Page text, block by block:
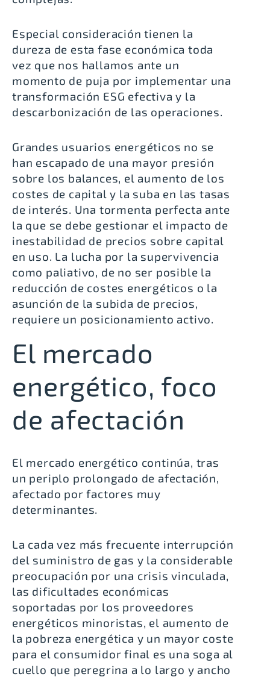
Especial consideración tienen la
dureza de esta fase económica toda
vez que nos hallamos ante un
momento de puja por implementar una
transformación ESG efectiva y la
descarbonización de las operaciones.
Grandes usuarios energéticos no se
han escapado de una mayor presión
sobre los balances, el aumento de los
costes de capital y la suba en las tasas
de interés. Una tormenta perfecta ante
la que se debe gestionar el impacto de
inestabilidad de precios sobre capital
en uso. La lucha por la supervivencia
como paliativo, de no ser posible la
reducción de costes energéticos o la
asunción de la subida de precios,
requiere un posicionamiento activo.
El mercado
energético, foco
de afectación
El mercado energético continúa, tras
un periplo prolongado de afectación,
afectado por factores muy
determinantes.
La cada vez más frecuente interrupción
del suministro de gas y la considerable
preocupación por una crisis vinculada,
las dificultades económicas
soportadas por los proveedores
energéticos minoristas, el aumento de
la pobreza energética y un mayor coste
para el consumidor final es una soga al
cuello que peregrina a lo largo y ancho